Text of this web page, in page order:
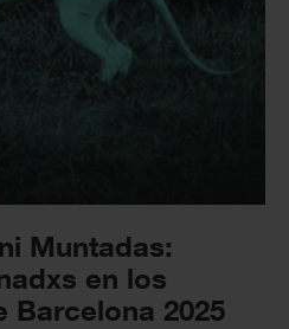
Muntadas:
en los
Barcelona 2025